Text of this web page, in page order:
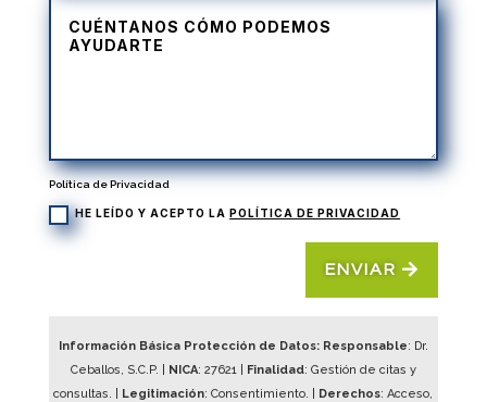
Política de Privacidad
HE LEÍDO Y ACEPTO LA POLÍTICA DE PRIVACIDAD
ENVIAR
Información Básica Protección de Datos: Responsable: Dr.
Ceballos, S.C.P. |
NICA: 27621| Finalidad: Gestión de citas y
consultas. |
Legitimación: Consentimiento. | Derechos: Acceso,